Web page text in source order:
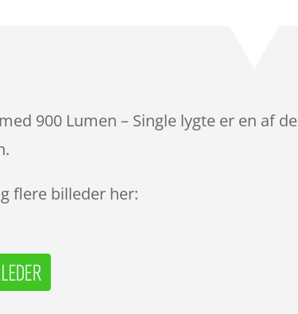
900 Lumen – Single lygte er en af
flere billeder her: